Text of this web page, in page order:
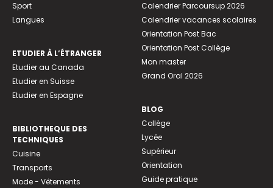
Sport
Langues
ETUDIER À L’ÉTRANGER
Etudier au Canada
Etudier en Suisse
Etudier en Espagne
BIBLIOTHEQUE DES
TECHNIQUES
Cuisine
Transports
Mode - Vêtements
Calendrier Parcoursup 2026
Calendrier vacances scolaires
Orientation Post Bac
Orientation Post Collège
Mon master
Grand Oral 2026
BLOG
Collège
Lycée
Supérieur
Orientation
Guide pratique